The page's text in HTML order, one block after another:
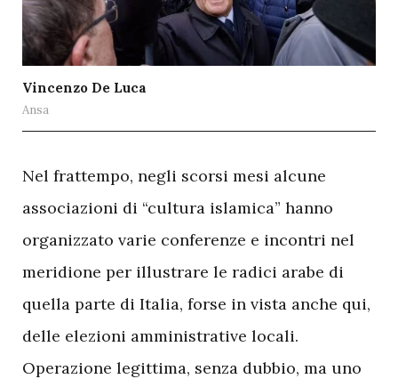
Vincenzo De Luca
Ansa
Nel frattempo, negli scorsi mesi alcune
associazioni di “cultura islamica” hanno
organizzato varie conferenze e incontri nel
meridione per illustrare le radici arabe di
quella parte di Italia, forse in vista anche qui,
delle elezioni amministrative locali.
Operazione legittima, senza dubbio, ma uno